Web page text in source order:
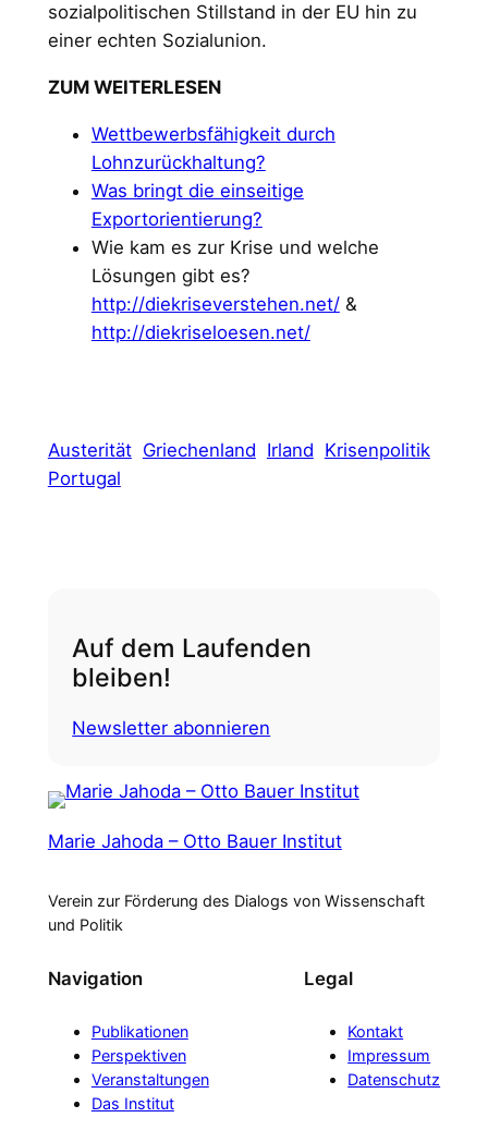
sozialpolitischen Stillstand in der EU hin zu
einer echten Sozialunion.
ZUM WEITERLESEN
Wettbewerbsfähigkeit durch
Lohnzurückhaltung?
Was bringt die einseitige
Exportorientierung?
Wie kam es zur Krise und welche
Lösungen gibt es?
http://diekriseverstehen.net/&
http://diekriseloesen.net/
Austerität Griechenland Irland Krisenpolitik
Portugal
Auf dem Laufenden
bleiben!
Newsletter abonnieren
Marie Jahoda – Otto Bauer Institut
Verein zur Förderung des Dialogs von Wissenschaft
und Politik
Navigation
Publikationen
Perspektiven
Veranstaltungen
Das Institut
Legal
Kontakt
Impressum
Datenschutz